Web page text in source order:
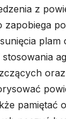
z
plam
pamiętać